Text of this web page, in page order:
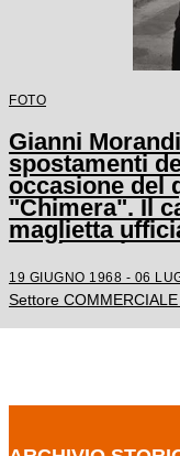
FOTO
Gianni
spostamenti
occasione del
"Chimera". Il
maglietta
con la scritta:
19 GIUGNO 1968 - 06
Settore